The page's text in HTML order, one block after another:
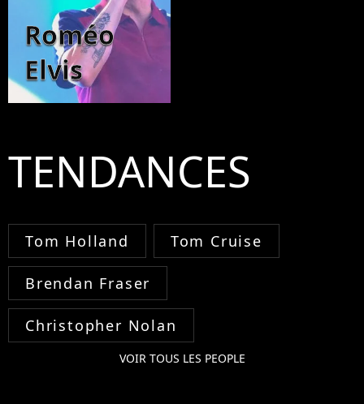
Roméo
Elvis
TENDANCES
Tom Holland Tom Cruise
Brendan Fraser
Christopher Nolan
VOIR TOUS LES PEOPLE